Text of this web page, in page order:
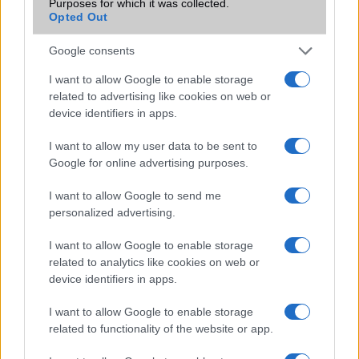
Purposes for which it was collected.
Opted Out
Google consents
I want to allow Google to enable storage
related to advertising like cookies on web or
device identifiers in apps.
I want to allow my user data to be sent to
Google for online advertising purposes.
I want to allow Google to send me
personalized advertising.
I want to allow Google to enable storage
related to analytics like cookies on web or
device identifiers in apps.
I want to allow Google to enable storage
related to functionality of the website or app.
100 megapixeles szelfikamerák jönnek – minden pórusod
látszani fog
Az Oppo már másolja az iPhone egyik legjobb újítását?
Videós szelfivel is bejelentkezhetünk a Google-fiókba: új
azonosítási megoldást vezetett be a Google
További hírek
LEGOLVASOTTABBAK
Számos népszerű Samsung Galaxy készülék kimarad a One
UI 9 frissítésből – itt a lista az érintett modellekről
iPhone 18 bemutató dátum - ekkor rántja le a leplet az
Apple az új csúcsmobilokról
Az Android rejtett automatizmusai: hat funkció, amely